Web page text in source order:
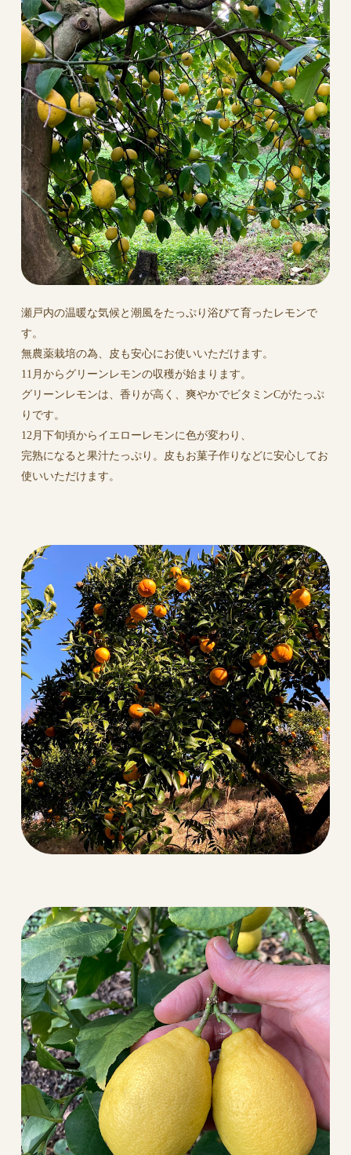
瀬戸内の温暖な気候と潮風をたっぷり浴びて育ったレモンで
す。
無農薬栽培の為、皮も安心にお使いいただけます。
11月からグリーンレモンの収穫が始まります。
グリーンレモンは、香りが高く、爽やかでビタミンCがたっぷ
りです。
12月下旬頃からイエローレモンに色が変わり、
完熟になると果汁たっぷり。皮もお菓子作りなどに安心してお
使いいただけます。